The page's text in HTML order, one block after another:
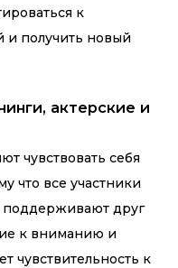
к
и получить новый
актерские и
чувствовать себя
что все участники
поддерживают друг
к вниманию и
чувствительность к